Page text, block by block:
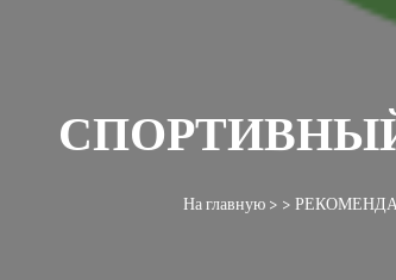
На главную> >